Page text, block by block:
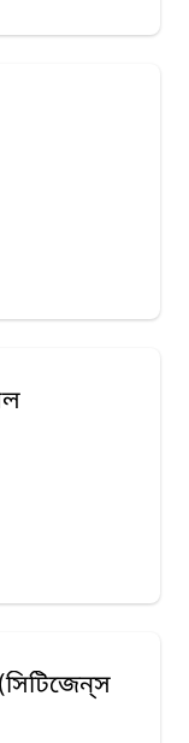
(সিটিজেন্‌স